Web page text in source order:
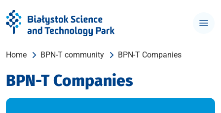
Home BPN-T community BPN-T Companies
BPN-T Companies